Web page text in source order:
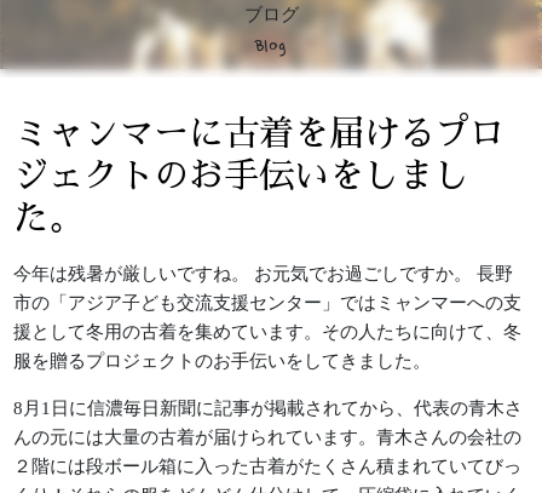
ブログ
Blog
ミャンマーに古着を届けるプロ
ジェクトのお手伝いをしまし
た。
今年は残暑が厳しいですね。 お元気でお過ごしですか。 長野
市の「アジア子ども交流支援センター」ではミャンマーへの支
援として冬用の古着を集めています。その人たちに向けて、冬
服を贈るプロジェクトのお手伝いをしてきました。
8月1日に信濃毎日新聞に記事が掲載されてから、代表の青木さ
んの元には大量の古着が届けられています。青木さんの会社の
２階には段ボール箱に入った古着がたくさん積まれていてびっ